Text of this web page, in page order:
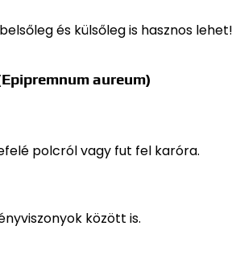
és külsőleg is hasznos lehet!
aureum)
polcról vagy fut fel karóra.
között is.